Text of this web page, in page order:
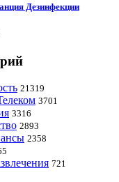
Дезинфекции
21319
3701
3316
2893
2358
721